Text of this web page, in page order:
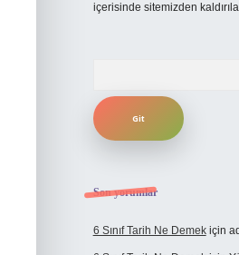
içerisinde sitemizden
Son yorumlar
6 Sınıf Tarih Ne Demekiçin